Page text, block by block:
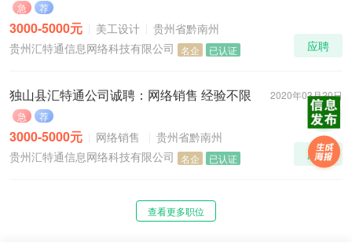
急 荐
3000-5000元 美工设计
贵州省黔南州
贵州汇特通信息网络科技有限公司 名企 已认证 应聘
2020年03月20日
独山县汇特通公司诚聘：网络销售 经验不限
急 荐
3000-5000元 网络销售
贵州省黔南州
贵州汇特通信息网络科技有限公司 名企 已认证 应聘
查看更多职位